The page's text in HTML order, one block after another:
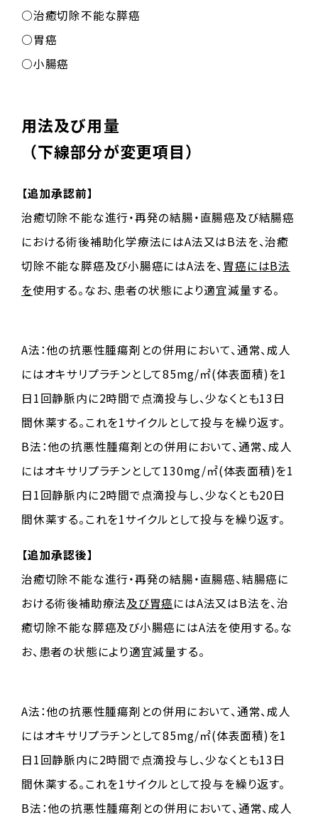
○治癒切除不能な膵癌
○胃癌
○小腸癌
用法及び用量
（下線部分が変更項目）
【追加承認前】
治癒切除不能な進行・再発の結腸・直腸癌及び結腸癌
における術後補助化学療法にはA法又はB法を、治癒
切除不能な膵癌及び小腸癌にはA法を、 胃癌にはB法
を使用する。なお、患者の状態により適宜減量する。
A法：他の抗悪性腫瘍剤との併用において、通常、成人
にはオキサリプラチンとして85mg/㎡(体表面積)を1
日1回静脈内に2時間で点滴投与し、少なくとも13日
間休薬する。これを1サイクルとして投与を繰り返す。
B法：他の抗悪性腫瘍剤との併用において、通常、成人
にはオキサリプラチンとして130mg/㎡(体表面積)を1
日1回静脈内に2時間で点滴投与し、少なくとも20日
間休薬する。これを1サイクルとして投与を繰り返す。
【追加承認後】
治癒切除不能な進行・再発の結腸・直腸癌、結腸癌に
おける術後補助療法及び胃癌にはA法又はB法を、治
癒切除不能な膵癌及び小腸癌にはA法を使用する。な
お、患者の状態により適宜減量する。
A法：他の抗悪性腫瘍剤との併用において、通常、成人
にはオキサリプラチンとして85mg/㎡(体表面積)を1
日1回静脈内に2時間で点滴投与し、少なくとも13日
間休薬する。これを1サイクルとして投与を繰り返す。
B法：他の抗悪性腫瘍剤との併用において、通常、成人